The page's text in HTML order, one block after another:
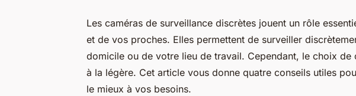
Les caméras de surveillance discrètes jouent un rôle
et de vos proches. Elles permettent de surveiller
domicile ou de votre lieu de travail. Cependant, le choix
à la légère. Cet article vous donne quatre conseils utiles
le mieux à vos besoins.